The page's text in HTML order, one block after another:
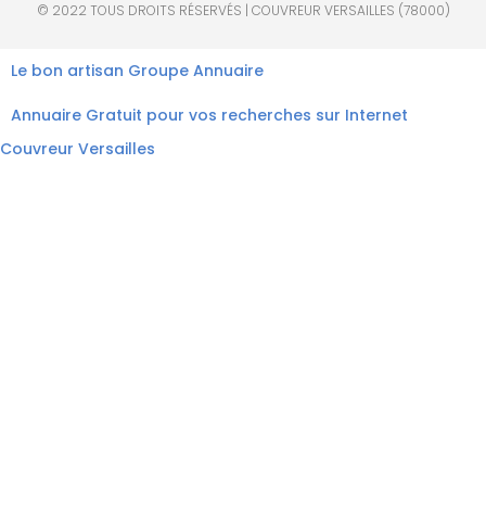
© 2022 TOUS DROITS RÉSERVÉS | COUVREUR VERSAILLES (78000)
Le bon artisan Groupe Annuaire
Annuaire Gratuit pour vos recherches sur Internet
Couvreur Versailles